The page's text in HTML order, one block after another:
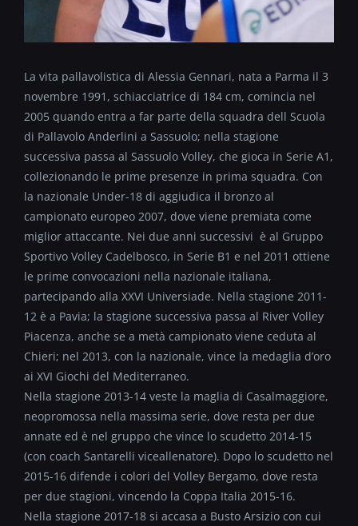
La vita pallavolistica di Alessia Gennari, nata a Parma il 3
novembre 1991, schiacciatrice di 184 cm, comincia nel
2005 quando entra a far parte della squadra dell Scuola
di Pallavolo Anderlini a Sassuolo; nella stagione
successiva passa al Sassuolo Volley, che gioca in Serie A1,
collezionando le prime presenze in prima squadra. Con
la nazionale Under-18 di aggiudica il bronzo al
campionato europeo 2007, dove viene premiata come
miglior attaccante. Nei due anni successivi è al Gruppo
Sportivo Volley Cadelbosco, in Serie B1 e nel 2011 ottiene
le prime convocazioni nella nazionale italiana,
partecipando alla XXVI Universiade. Nella stagione 2011-
12 è a Pavia; la stagione successiva passa al River Volley
Piacenza, anche se a metà campionato viene ceduta al
Chieri; nel 2013, con la nazionale, vince la medaglia d’oro
ai XVI Giochi del Mediterraneo.
Nella stagione 2013-14 veste la maglia di Casalmaggiore,
neopromossa nella massima serie, dove resta per due
annate ed è nel gruppo che vince lo scudetto 2014-15
(con coach Santarelli viceallenatore). Dopo lo scudetto nel
2015-16 difende i colori del Volley Bergamo, dove resta
per due stagioni, vincendo la Coppa Italia 2015-16.
Nella stagione 2017-18 si accasa a Busto Arsizio con cui